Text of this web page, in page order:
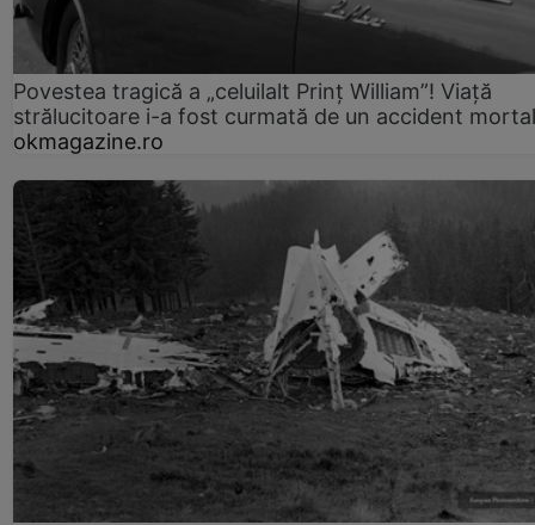
Povestea tragică a „celuilalt Prinț William”! Viață
strălucitoare i-a fost curmată de un accident mortal
okmagazine.ro